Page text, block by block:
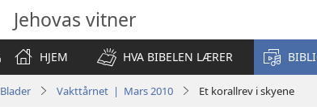
Jehovas vitner
HJEM
HVA BIBELEN LÆRER
Blader Vakttårnet | Mars 2010 Et korallrev i skyene